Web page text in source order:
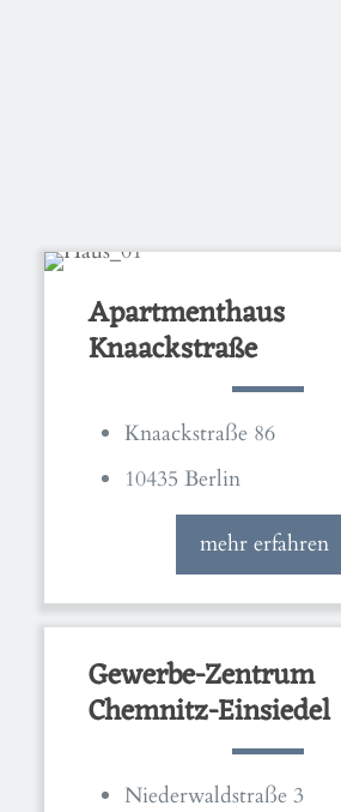
Apartmenthaus
Knaackstraße
Knaackstraße 86
10435 Berlin
mehr erfahren
Gewerbe-Zentrum
Chemnitz-Einsiedel
Niederwaldstraße 3